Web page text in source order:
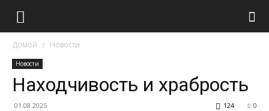
Домой Новости
Новости
Находчивость и храбрость
01.08.2025 0
124